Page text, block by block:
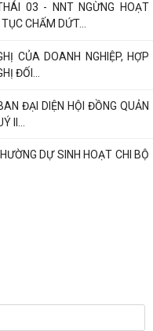
03 - NNT NGỪNG HOẠT
CHẤM DỨT...
CỦA DOANH NGHIỆP, HỢP
ĐỐI...
ĐẠI DIỆN HỘI ĐỒNG QUẢN
II...
DỰ SINH HOẠT CHI BỘ